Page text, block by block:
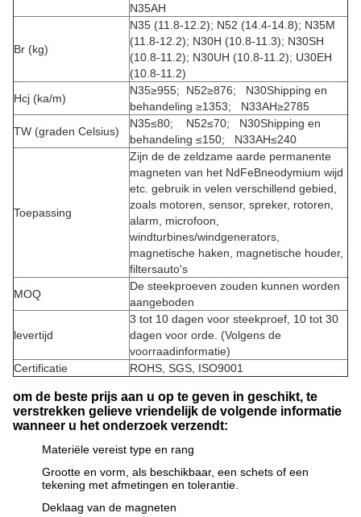
N35AH
Br (kg)
N35 (11.8-12.2); N52 (14.4-14.8); N35M
(11.8-12.2); N30H (10.8-11.3); N30SH
(10.8-11.2); N30UH (10.8-11.2); U30EH
(10.8-11.2)
Hcj (ka/m)
N35≥955; N52≥876; N30Shipping en
behandeling ≥1353; N33AH≥2785
TW (graden Celsius)
N35≤80; N52≤70; N30Shipping en
behandeling ≤150; N33AH≤240
Toepassing
Zijn de de zeldzame aarde permanente
magneten van het NdFeBneodymium wijd
etc. gebruik in velen verschillend gebied,
zoals motoren, sensor, spreker, rotoren,
alarm, microfoon,
windturbines/windgenerators,
magnetische haken, magnetische houder,
filtersauto's
MOQ
De steekproeven zouden kunnen worden
aangeboden
levertijd
3 tot 10 dagen voor steekproef, 10 tot 30
dagen voor orde. (Volgens de
voorraadinformatie)
Certificatie
ROHS, SGS, ISO9001
om de beste prijs aan u op te geven in geschikt, te
verstrekken gelieve vriendelijk de volgende informatie
wanneer u het onderzoek verzendt:
Materiële vereist type en rang
Grootte en vorm, als beschikbaar, een schets of een
tekening met afmetingen en tolerantie.
Deklaag van de magneten